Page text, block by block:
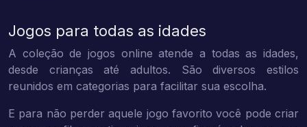
Jogos para todas as idades
A coleção de jogos online atende a todas as idades,
desde crianças até adultos. São diversos estilos
reunidos em categorias para facilitar sua escolha.
E para não perder aquele jogo favorito você pode criar